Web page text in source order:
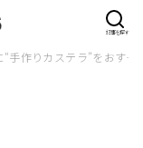
“手作りカステラ”をおす